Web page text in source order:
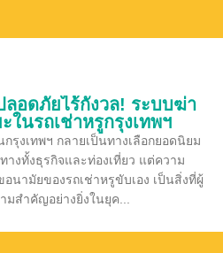
ลอดภัยไร้กังวล! ระบบฆ่า
ในรถเช่าหรูกรุงเทพฯ
กรุงเทพฯ กลายเป็นทางเลือกยอดนิยม
างทั้งธุรกิจและท่องเที่ยว แต่ความ
นามัยของรถเช่าหรูขับเอง เป็นสิ่งที่ผู้
มสำคัญอย่างยิ่งในยุค...